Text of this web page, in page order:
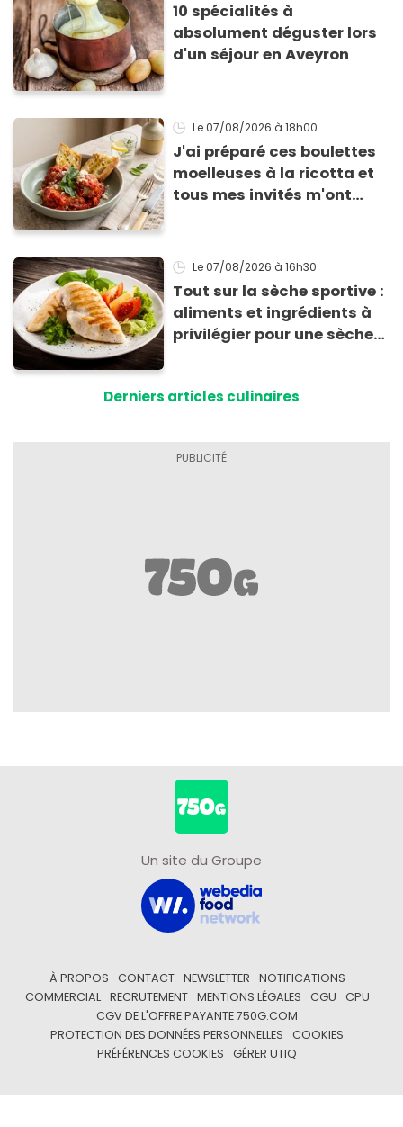
10 spécialités à
absolument déguster lors
d'un séjour en Aveyron
Le 07/08/2026 à 18h00
J'ai préparé ces boulettes
moelleuses à la ricotta et
tous mes invités m'ont
Le 07/08/2026 à 16h30
Tout sur la sèche sportive :
aliments et ingrédients à
privilégier pour une sèche
Derniers articles culinaires
Un site du Groupe
À PROPOS CONTACT NEWSLETTER
NOTIFICATIONS
COMMERCIAL
RECRUTEMENT MENTIONS LÉGALES CGU
CPU
CGV DE L'OFFRE PAYANTE 750G.COM
PROTECTION DES DONNÉES PERSONNELLES
COOKIES
PRÉFÉRENCES COOKIES
GÉRER UTIQ